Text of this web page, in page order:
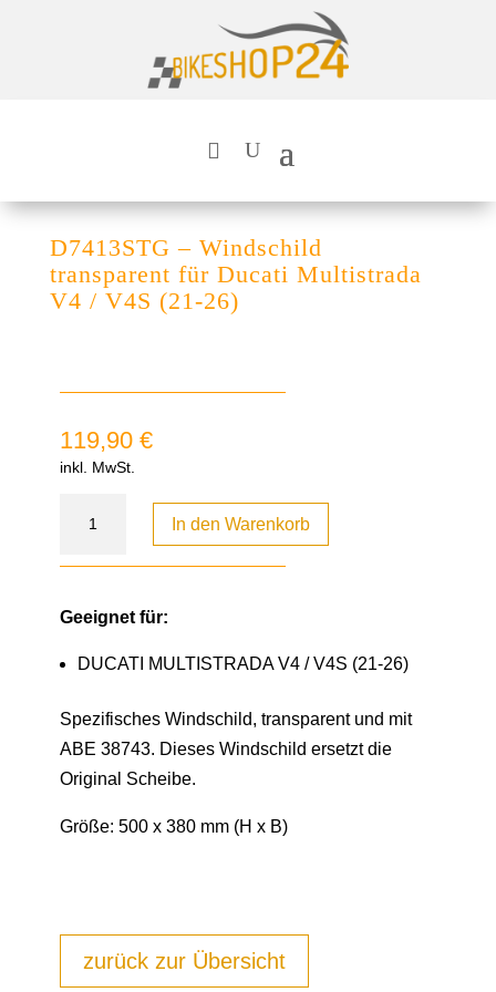
D7413STG – Windschild
transparent für Ducati Multistrada
V4 / V4S (21-26)
119,90 €
inkl. MwSt.
In den Warenkorb
Geeignet für:
DUCATI MULTISTRADA V4 / V4S (21-26)
Spezifisches Windschild, transparent und mit
ABE 38743. Dieses Windschild ersetzt die
Original Scheibe.
Größe: 500 x 380 mm (H x B)
zurück zur Übersicht